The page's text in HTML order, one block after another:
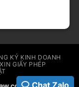
Chat Zalo
KÝ KINH DOANH
XIN GIẤY PHÉP